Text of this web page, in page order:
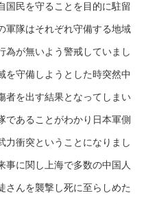
国民を守ることを目的に駐留
軍隊はそれぞれ守備する地域
為が無いよう警戒していまし
を守備しようとした時突然中
者を出す結果となってしまい
であることがわかり日本軍側
力衝突ということになりまし
事に関し上海で多数の中国人
さんを襲撃し死に至らしめた